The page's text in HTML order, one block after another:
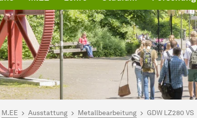
hier:
M.EE Ausstattung Metallbearbeitung GDW LZ280 VS